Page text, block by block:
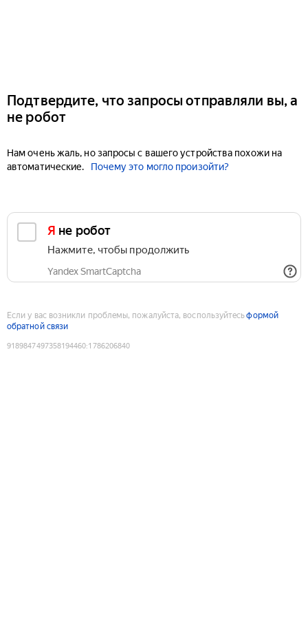
Подтвердите, что запросы отправляли вы, а
не робот
Нам очень жаль, но запросы с вашего устройства похожи на
автоматические.
Почему это могло произойти?
Я не робот
Нажмите, чтобы продолжить
Yandex SmartCaptcha
Если у вас возникли проблемы, пожалуйста, воспользуйтесьформой
обратной связи
9189847497358194460:1786206840